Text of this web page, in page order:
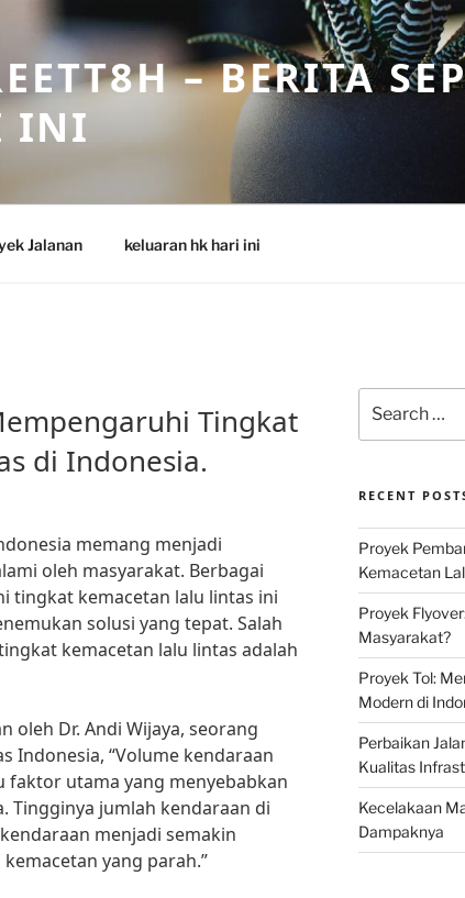
– BERITA
INI
Jalanan keluaran hk hari ini
Tingkat
di Indonesia.
memang menjadi
oleh masyarakat. Berbagai
tingkat kemacetan lalu lintas ini
solusi yang tepat. Salah
kemacetan lalu lintas adalah
oleh Dr. Andi Wijaya, seorang
Indonesia, “Volume kendaraan
faktor utama yang menyebabkan
Tingginya jumlah kendaraan di
menjadi semakin
yang parah.”
for:
RECENT
Proyek
Kemacetan
Proyek
Masyarakat?
Proyek Tol:
Modern di
Perbaikan
Kualitas
Kecelakaan
Dampaknya